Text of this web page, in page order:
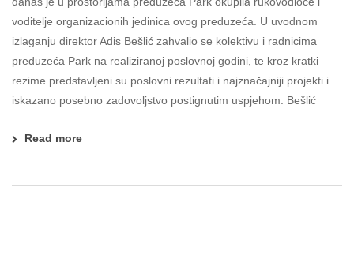
voditelje organizacionih jedinica ovog preduzeća. U uvodnom
izlaganju direktor Adis Bešlić zahvalio se kolektivu i radnicima
preduzeća Park na realiziranoj poslovnoj godini, te kroz kratki
rezime predstavljeni su poslovni rezultati i najznačajniji projekti i
iskazano posebno zadovoljstvo postignutim uspjehom. Bešlić
Read more